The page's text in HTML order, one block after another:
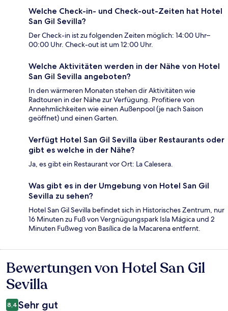
Welche Check-in- und Check-out-Zeiten hat Hotel
San Gil Sevilla?
Der Check-in ist zu folgenden Zeiten möglich: 14:00 Uhr–
00:00 Uhr. Check-out ist um 12:00 Uhr.
Welche Aktivitäten werden in der Nähe von Hotel
San Gil Sevilla angeboten?
In den wärmeren Monaten stehen dir Aktivitäten wie
Radtouren in der Nähe zur Verfügung. Profitiere von
Annehmlichkeiten wie einen Außenpool (je nach Saison
geöffnet) und einen Garten.
Verfügt Hotel San Gil Sevilla über Restaurants oder
gibt es welche in der Nähe?
Ja, es gibt ein Restaurant vor Ort: La Calesera.
Was gibt es in der Umgebung von Hotel San Gil
Sevilla zu sehen?
Hotel San Gil Sevilla befindet sich in Historisches Zentrum, nur
16 Minuten zu Fuß von Vergnügungspark Isla Mágica und 2
Minuten Fußweg von Basílica de la Macarena entfernt.
Bewertungen
Bewertungen von Hotel San Gil
Sevilla
8,4 Sehr gut